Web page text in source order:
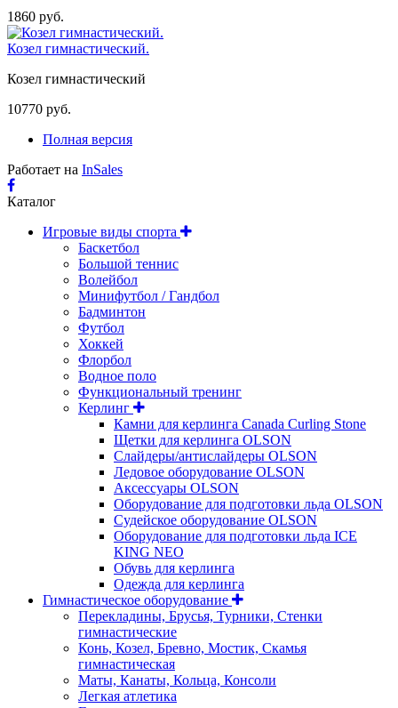
1860 руб.
Козел гимнастический.
Козел гимнастический
10770 руб.
Полная версия
Работает на InSales
Каталог
Игровые виды спорта
Баскетбол
Большой теннис
Волейбол
Минифутбол / Гандбол
Бадминтон
Футбол
Хоккей
Флорбол
Водное поло
Функциональный тренинг
Керлинг
Камни для керлинга Canada Curling Stone
Щетки для керлинга OLSON
Слайдеры/антислайдеры OLSON
Ледовое оборудование OLSON
Аксессуары OLSON
Оборудование для подготовки льда OLSON
Судейское оборудование OLSON
Оборудование для подготовки льда ICE
KING NEO
Обувь для керлинга
Одежда для керлинга
Гимнастическое оборудование
Перекладины, Брусья, Турники, Стенки
гимнастические
Конь, Козел, Бревно, Мостик, Скамья
гимнастическая
Маты, Канаты, Кольца, Консоли
Легкая атлетика